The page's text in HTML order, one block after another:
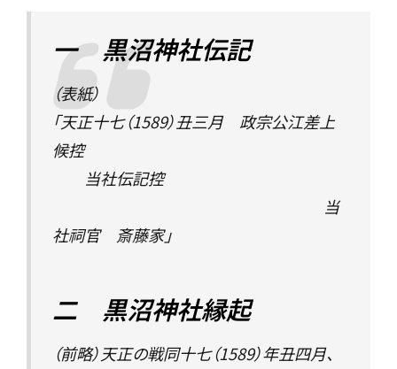
一 黒沼神社伝記
（表紙）
「天正十七（1589）丑三月 政宗公江差上
候控
当社伝記控
当
社祠官 斎藤家」
二 黒沼神社縁起
（前略）天正の戦同十七（1589）年丑四月、